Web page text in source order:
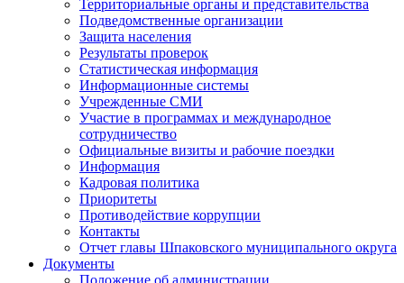
Территориальные органы и представительства
Подведомственные организации
Защита населения
Результаты проверок
Статистическая информация
Информационные системы
Учрежденные СМИ
Участие в программах и международное
сотрудничество
Официальные визиты и рабочие поездки
Информация
Кадровая политика
Приоритеты
Противодействие коррупции
Контакты
Отчет главы Шпаковского муниципального округа
Документы